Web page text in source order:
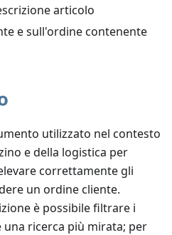
articolo
e sull'ordine contenente
utilizzato nel contesto
e della logistica per
correttamente gli
un ordine cliente.
è possibile filtrare i
ricerca più mirata; per